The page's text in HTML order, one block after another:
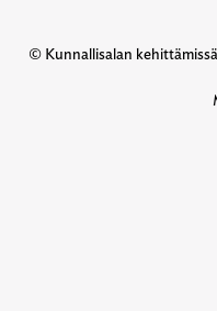
© Kunnallisalan